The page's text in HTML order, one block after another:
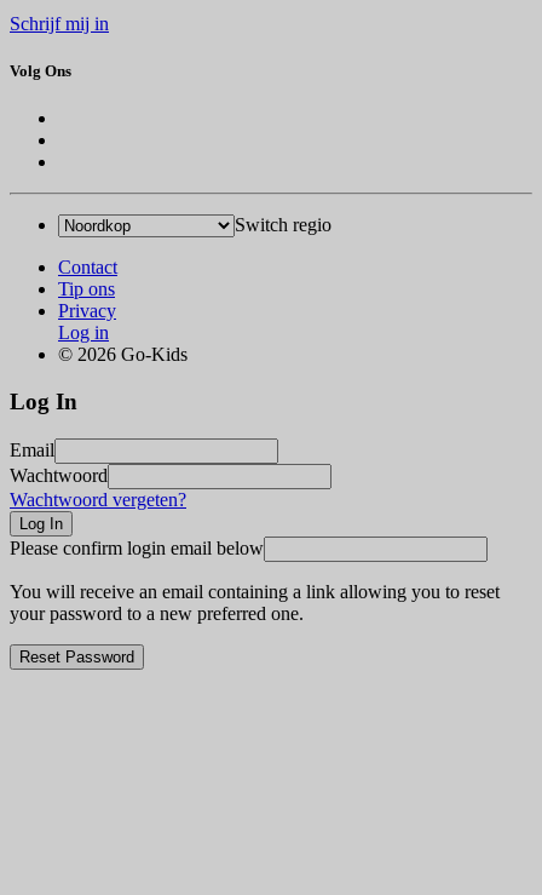
Schrijf mij in
Volg Ons
Switch regio
Contact
Tip ons
Privacy
Log in
© 2026 Go-Kids
Log In
Email
Wachtwoord
Wachtwoord vergeten?
Please confirm login email below
You will receive an email containing a link allowing you to reset
your password to a new preferred one.